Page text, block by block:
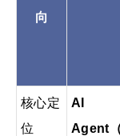
向
核心定
位
AI
Agent